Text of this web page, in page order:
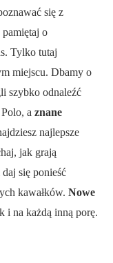
się z
o
Tylko tutaj
miejscu. Dbamy o
szybko odnaleźć
a znane
najlepsze
jak grają
się ponieść
kawałków. Nowe
i na każdą inną porę.